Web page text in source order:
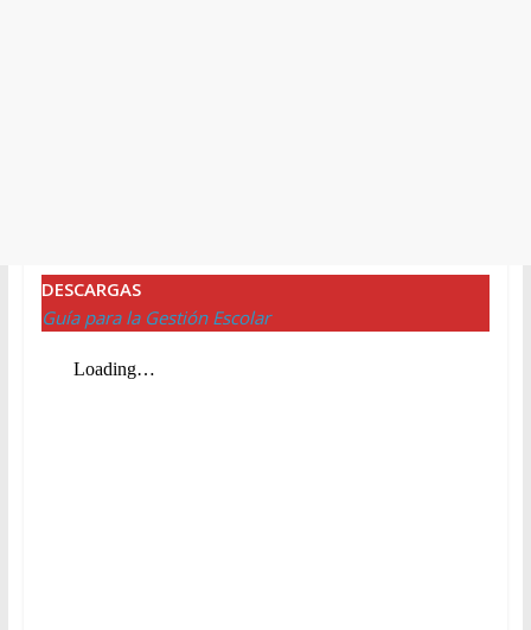
DESCARGAS
Guía para la Gestión Escolar